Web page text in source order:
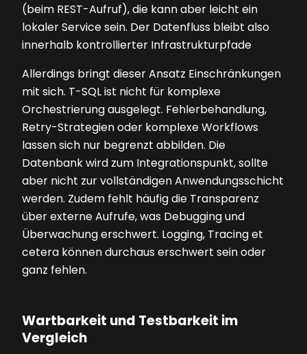
(beim REST-Aufruf), die kann aber leicht ein
lokaler Service sein. Der Datenfluss bleibt also
innerhalb kontrollierter Infrastrukturpfade
Allerdings bringt dieser Ansatz Einschränkungen
mit sich. T-SQL ist nicht für komplexe
Orchestrierung ausgelegt. Fehlerbehandlung,
Retry-Strategien oder komplexe Workflows
lassen sich nur begrenzt abbilden. Die
Datenbank wird zum Integrationspunkt, sollte
aber nicht zur vollständigen Anwendungsschicht
werden. Zudem fehlt häufig die Transparenz
über externe Aufrufe, was Debugging und
Überwachung erschwert. Logging, Tracing et
cetera können durchaus erschwert sein oder
ganz fehlen.
Wartbarkeit und Testbarkeit im
Vergleich